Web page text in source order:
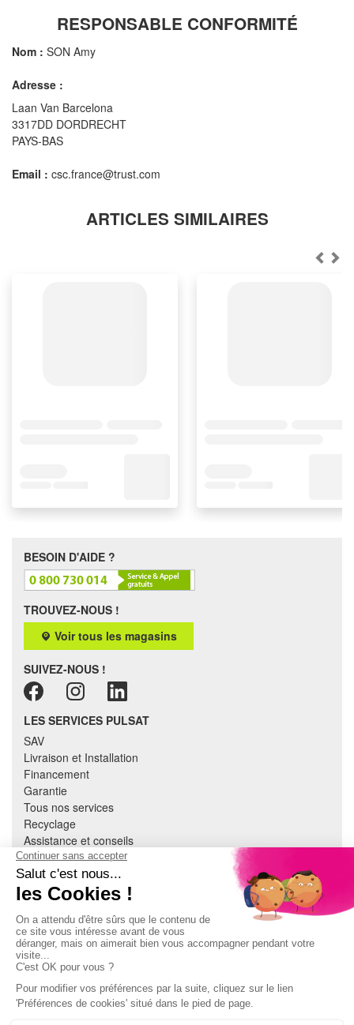
RESPONSABLE CONFORMITÉ
Nom : SON Amy
Adresse :
Laan Van Barcelona
3317DD DORDRECHT
PAYS-BAS
Email : csc.france@trust.com
ARTICLES SIMILAIRES
BESOIN D'AIDE ?
TROUVEZ-NOUS !
Voir tous les magasins
SUIVEZ-NOUS !
LES SERVICES PULSAT
SAV
Livraison et Installation
Financement
Garantie
Tous nos services
Recyclage
Assistance et conseils
Cuisine équipée
Literie
Nous contacter
À PROPOS
CGV
Mentions légales
Données personnelles
Devenir adhérent